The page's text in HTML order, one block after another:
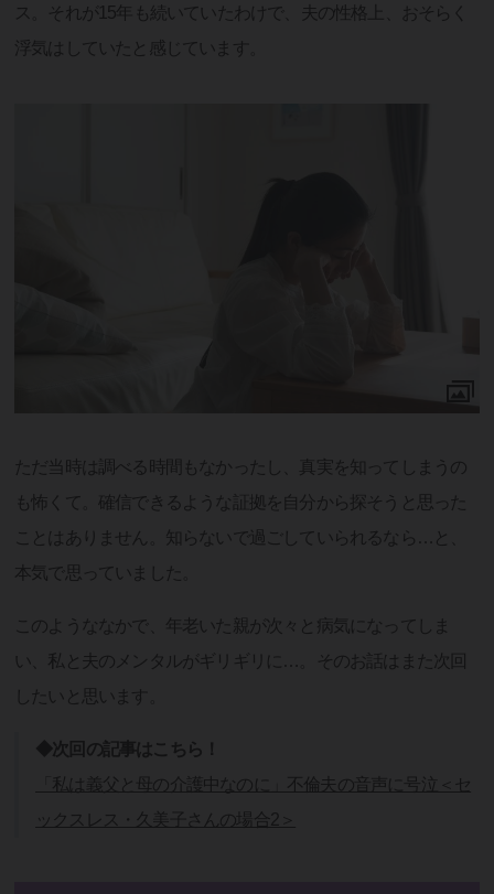
ス。それが15年も続いていたわけで、夫の性格上、おそらく
浮気はしていたと感じています。
ただ当時は調べる時間もなかったし、真実を知ってしまうの
も怖くて。確信できるような証拠を自分から探そうと思った
ことはありません。知らないで過ごしていられるなら…と、
本気で思っていました。
このようななかで、年老いた親が次々と病気になってしま
い、私と夫のメンタルがギリギリに…。そのお話はまた次回
したいと思います。
◆次回の記事はこちら！
「私は義父と母の介護中なのに」不倫夫の音声に号泣＜セ
ックスレス・久美子さんの場合2＞